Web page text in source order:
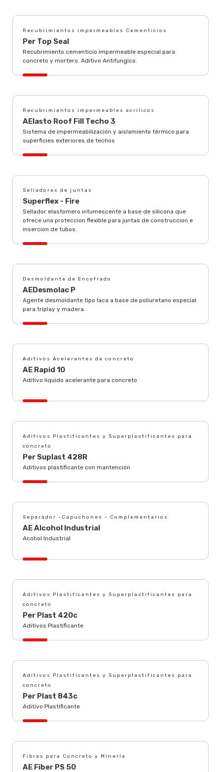
Recubrimientos impermeables Cementicios
Per Top Seal
Recubrimiento cementicio impermeable especial para
concreto y mortero. Aditivo Antifungico.
Recubrimientos impermeables acrilicos
AElasto Roof Fill Techo 3
Sistema de impermeabilización y aislamiento térmico para
superficies exteriores de techos
Selladores de juntas
Superflex - Fire
Sellador elastomero intumescente a base de silicona que
ofrece una proteccion flexible para juntas de construccion e
insercion de tubos.
Desmoldante de Encofrado
AEDesmolac P
Agente desmoldante tipo laca a base de poliuretano especial
para triplay y madera.
Aditivos Acelerantes de concreto
AE Rapid 10
Aditivo liquido acelerante para concreto
Aditivos Plastificantes y Superplastificantes para
concreto
Per Suplast 428R
Aditivos plastificante con mantención
Separador -Capuchones - Complementarios
AE Alcohol Industrial
Acohol Industrial
Aditivos Plastificantes y Superplastificantes para
concreto
Per Plast 420c
Aditivos Plastificante
Aditivos Plastificantes y Superplastificantes para
concreto
Per Plast 843c
Aditivo Plastificante
Fibras para Concreto y Minería
AE Fiber PS 50